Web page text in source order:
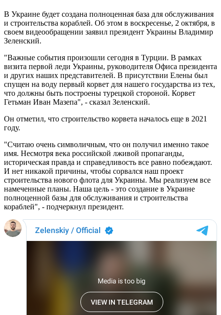
В Украине будет создана полноценная база для обслуживания
и строительства кораблей. Об этом в воскресенье, 2 октября, в
своем видеообращении заявил президент Украины Владимир
Зеленский.
"Важные события произошли сегодня в Турции. В рамках
визита первой леди Украины, руководителя Офиса президента
и других наших представителей. В присутствии Елены был
спущен на воду первый корвет для нашего государства из тех,
что должны быть построены турецкой стороной. Корвет
Гетьман Иван Мазепа", - сказал Зеленский.
Он отметил, что строительство корвета началось еще в 2021
году.
"Считаю очень символичным, что он получил именно такое
имя. Несмотря века российской лживой пропаганды,
историческая правда и справедливость все равно побеждают.
И нет никакой причины, чтобы сорвался наш проект
строительства нового флота для Украины. Мы реализуем все
намеченные планы. Наша цель - это создание в Украине
полноценной базы для обслуживания и строительства
кораблей", - подчеркнул президент.